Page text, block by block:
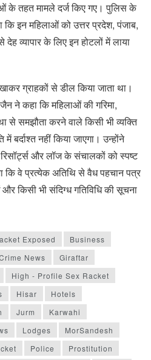
के तहत मामले दर्ज किए गए। पुलिस के
कि इन महिलाओं को उत्तर प्रदेश, पंजाब,
व्यापार के लिए इन होटलों में लाया
ग्राहकों से डील किया जाता था।
ने कहा कि महिलाओं की गरिमा,
से समझौता करने वाले किसी भी व्यक्ति
बर्दाश्त नहीं किया जाएगा। उन्होंने
और लॉज के संचालकों को स्पष्ट
कि वे प्रत्येक अतिथि से वैध पहचान पत्र
किसी भी संदिग्ध गतिविधि की सूचना
Exposed
Business
News
Giraftar
High - Profile Sex Racket
Hisar
Hotels
Jurm
Karwahi
Lodges
MorSandesh
Police
Prostitution